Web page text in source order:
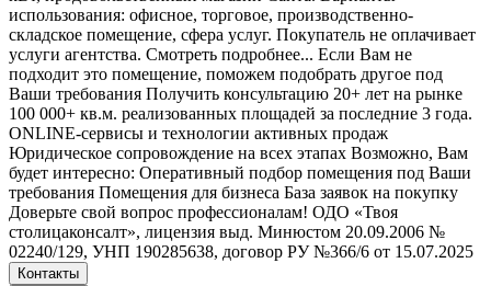
использования: офисное, торговое, производственно-
складское помещение, сфера услуг. Покупатель не оплачивает
услуги агентства. Смотреть подробнее... Если Вам не
подходит это помещение, поможем подобрать другое под
Ваши требования Получить консультацию 20+ лет на рынке
100 000+ кв.м. реализованных площадей за последние 3 года.
ONLINE-сервисы и технологии активных продаж
Юридическое сопровождение на всех этапах Возможно, Вам
будет интересно: Оперативный подбор помещения под Ваши
требования Помещения для бизнеса База заявок на покупку
Доверьте свой вопрос профессионалам! ОДО «Твоя
столицаконсалт», лицензия выд. Минюстом 20.09.2006 №
02240/129, УНП 190285638, договор РУ №366/6 от 15.07.2025
Контакты